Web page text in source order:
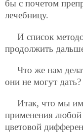
бы с почетом
лечебницу.
И список
продолжить
Что же нам
они не могут дать?
Итак, что мы
применения любой
цветовой